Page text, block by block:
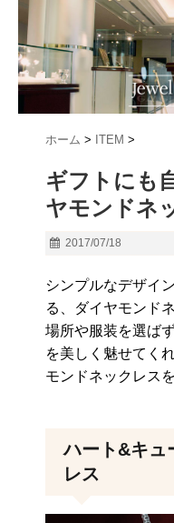
ホーム > ITEM >
ギフトにも
ヤモンドネ
2017/07/18
シンプルなデザイ
る、ダイヤモンド
場所や服装を選ば
を美しく魅せてく
モンドネックレス
ハート&キュ
レス